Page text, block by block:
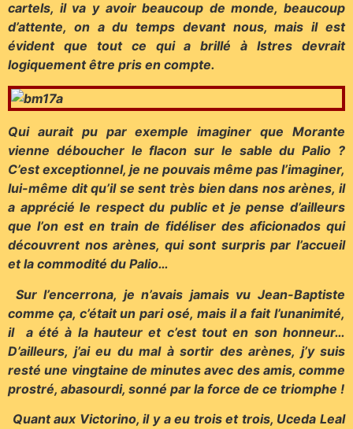
cartels, il va y avoir beaucoup de monde, beaucoup
d’attente, on a du temps devant nous, mais il est
évident que tout ce qui a brillé à Istres devrait
logiquement être pris en compte.
Qui aurait pu par exemple imaginer que Morante
vienne déboucher le flacon sur le sable du Palio ?
C’est exceptionnel, je ne pouvais même pas l’imaginer,
lui-même dit qu’il se sent très bien dans nos arènes, il
a apprécié le respect du public et je pense d’ailleurs
que l’on est en train de fidéliser des aficionados qui
découvrent nos arènes, qui sont surpris par l’accueil
et la commodité du Palio…
Sur l’encerrona, je n’avais jamais vu Jean-Baptiste
comme ça, c’était un pari osé, mais il a fait l’unanimité,
il a été à la hauteur et c’est tout en son honneur…
D’ailleurs, j’ai eu du mal à sortir des arènes, j’y suis
resté une vingtaine de minutes avec des amis, comme
prostré, abasourdi, sonné par la force de ce triomphe !
Quant aux Victorino, il y a eu trois et trois, Uceda Leal